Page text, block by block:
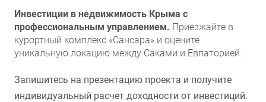
Инвестиции в недвижимость Крыма с
профессиональным управлением. Приезжайте в
курортный комплекс «Сансара» и оцените
уникальную локацию между Саками и Евпаторией.
Запишитесь на презентацию проекта и получите
индивидуальный расчет доходности от инвестиций.